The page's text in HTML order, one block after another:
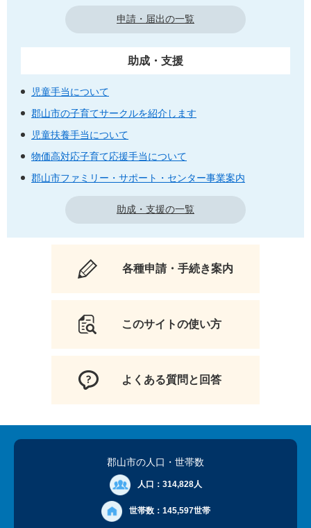
申請・届出の一覧
助成・支援
児童手当について
郡山市の子育てサークルを紹介します
児童扶養手当について
物価高対応子育て応援手当について
郡山市ファミリー・サポート・センター事業案内
助成・支援の一覧
各種申請・手続き案内
このサイトの使い方
よくある質問と回答
郡山市の人口 ・世帯数
人口： 314,828人
世帯数： 145,597世帯